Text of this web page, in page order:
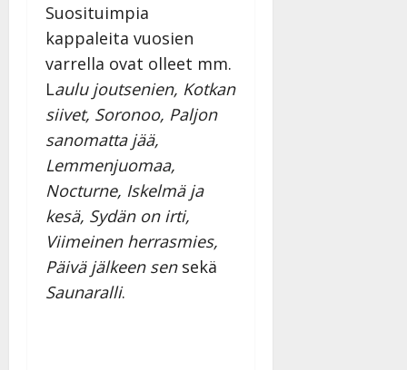
Suosituimpia
kappaleita vuosien
varrella ovat olleet mm.
Laulu joutsenien, Kotkan
siivet, Soronoo, Paljon
sanomatta jää,
Lemmenjuomaa,
Nocturne, Iskelmä ja
kesä, Sydän on irti,
Viimeinen herrasmies,
Päivä jälkeen sensekä
Saunaralli.